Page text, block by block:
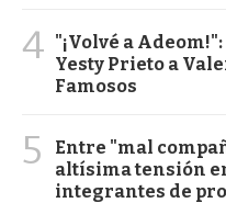
4 "¡Volvé a
Yesty Prieto a
Famosos
5
Entre "mal
altísima tensión
integrantes de